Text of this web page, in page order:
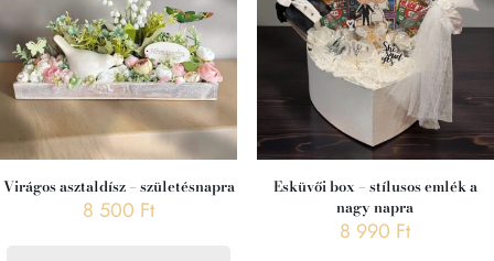
Virágos asztaldísz – születésnapra
8 500 Ft
Esküvői box – stílusos emlék a
nagy napra
8 990 Ft